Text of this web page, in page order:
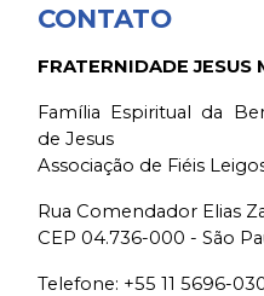
CONTATO
FRATERNIDADE JESUS
Família Espiritual da
de Jesus
Associação de Fiéis
Rua Comendador Elias
CEP 04.736-000 - São
Telefone: +55 11 5696-